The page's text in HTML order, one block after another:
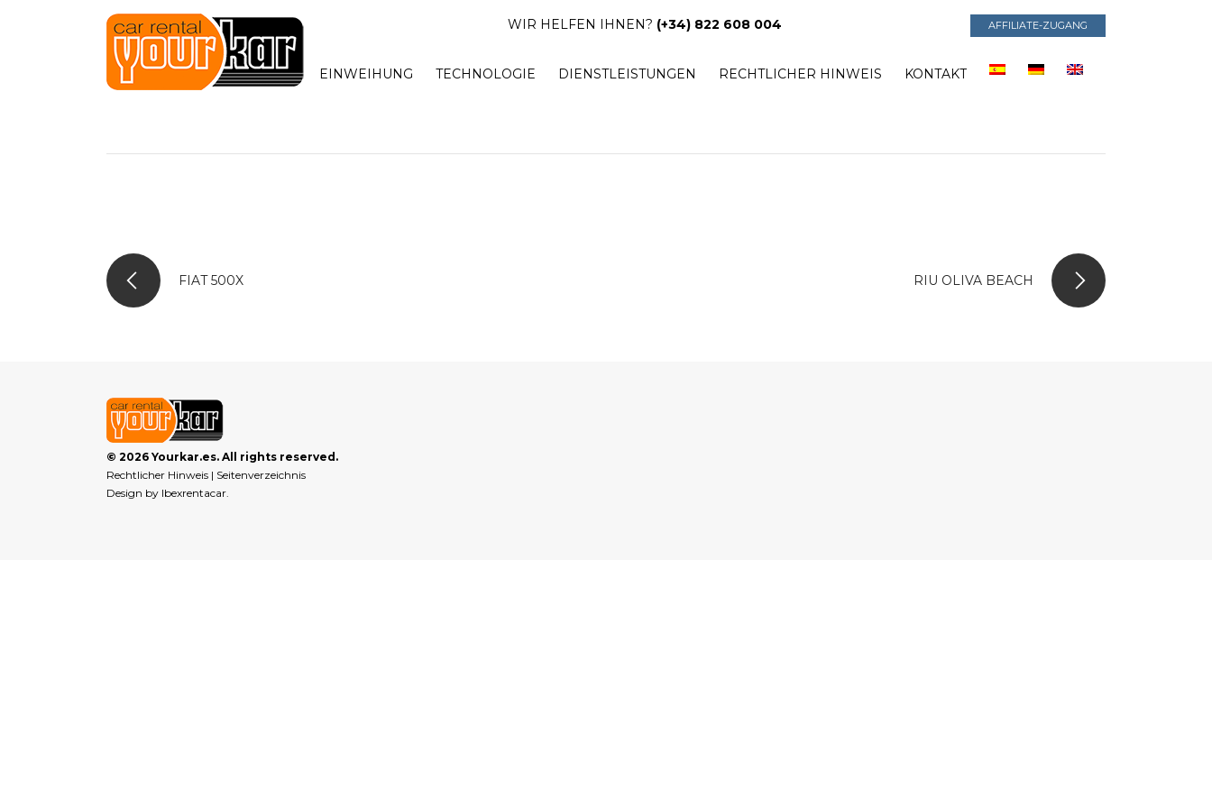
AFFILIATE-ZUGANG
WIR HELFEN IHNEN? (+34) 822 608 004
EINWEIHUNG TECHNOLOGIE DIENSTLEISTUNGEN RECHTLICHER HINWEIS KONTAKT
FIAT 500X RIU OLIVA BEACH
© 2026 Yourkar.es. All rights reserved.
Rechtlicher Hinweis | Seitenverzeichnis
Design by Ibexrentacar.